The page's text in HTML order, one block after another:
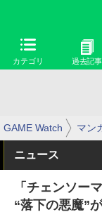
カテゴリ 過去記事
GAME Watch マン
ニュース
「チェンソー
“落下の悪魔”